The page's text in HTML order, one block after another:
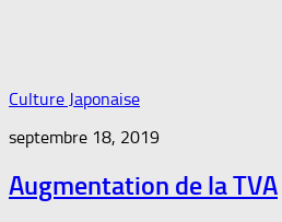
Culture Japonaise
septembre 18, 2019
Augmentation de la TVA